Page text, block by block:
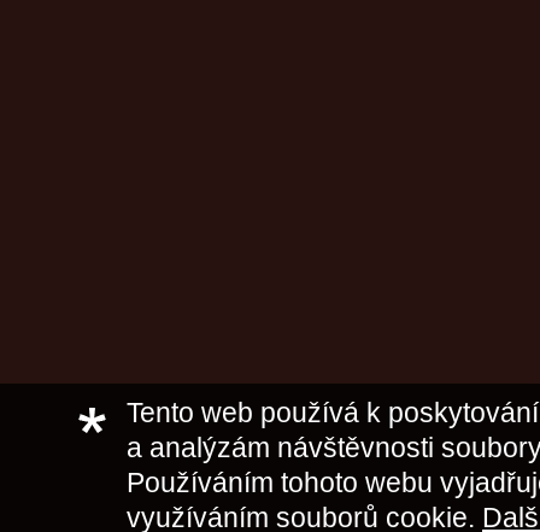
Tento web používá k
a analýzám návštěvnosti
Používáním tohoto webu
využíváním souborů cookie.